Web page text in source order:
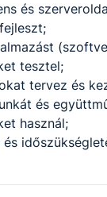
és
tesztel;
tervez és
és
használ;